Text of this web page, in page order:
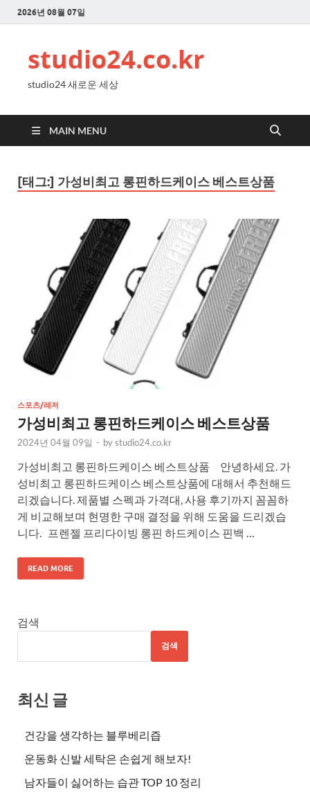
2026년 08월 07일
studio24.co.kr
studio24 새로운 세상
MAIN MENU
[태그:] 가성비최고 롱핀하드케이스 베스트상품
스포츠/레저
가성비최고 롱핀하드케이스 베스트상품
2024년 04월 09일 - bystudio24.co.kr
가성비최고 롱핀하드케이스 베스트상품 안녕하세요. 가
성비최고 롱핀하드케이스 베스트상품에 대해서 추천해드
리겠습니다. 제품별 스펙과 가격대, 사용 후기까지 꼼꼼하
게 비교해보며 현명한 구매 결정을 위해 도움을 드리겠습
니다. 프렌젤 프리다이빙 롱핀 하드케이스 핀백 …
READ MORE
검색
검색
최신 글
건강을 생각하는 블루베리즙
운동화 신발 세탁은 손쉽게 해보자!
남자들이 싫어하는 습관 TOP 10 정리